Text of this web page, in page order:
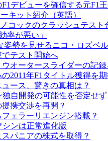
デビューを確信する元F1
キット紹介（英語）
ノコックのクラッシュテスト
率が悪い」
姿勢を見せるニコ・ロズベ
でテスト開始へ
ウオータースライダーの記
2011年F1タイトル獲得を
ース、驚きの真相は？
独自開発の可能性を否定せず
携交渉を再開？
フェラーリエンジン搭載？
シンは正常進化版
パニアの株式を取得？